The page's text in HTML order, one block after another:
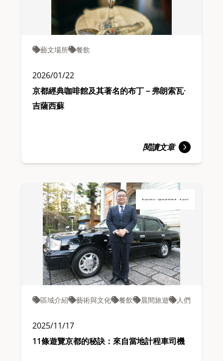
藝文場所 餐飲
2026/01/22
京都經典咖啡館及其著名的布丁－弗朗索瓦·
吉薩西蘇
閱讀文章
區域介紹 藝術與文化 餐飲 晨間旅遊 人們
2025/11/17
11條遊覽京都的秘訣：來自當地計程車司機